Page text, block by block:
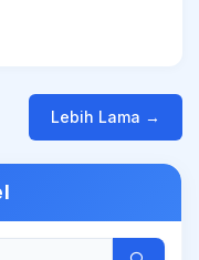
Lebih Lama →